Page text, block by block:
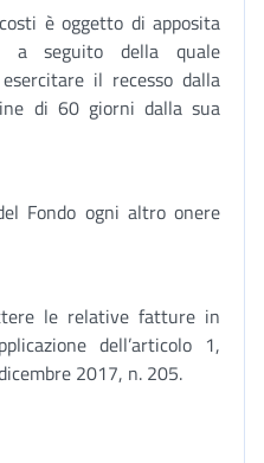
è oggetto di apposita
a seguito della quale
il recesso dalla
di 60 giorni dalla sua
Fondo ogni altro onere
le relative fatture in
dell’articolo 1,
2017, n. 205.